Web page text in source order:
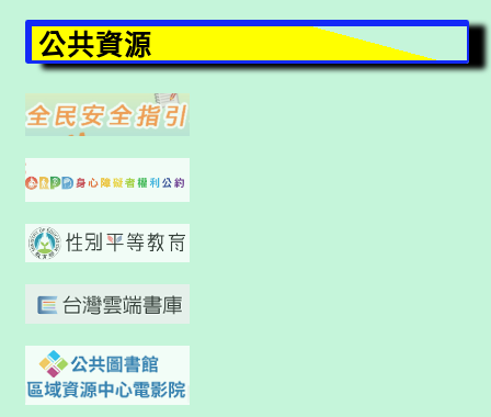
公共資源